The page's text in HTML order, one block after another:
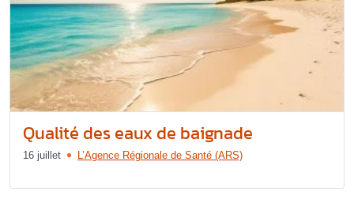
Qualité des eaux de baignade
16 juillet L’Agence Régionale de Santé (ARS)